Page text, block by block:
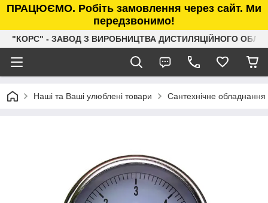
ПРАЦЮЄМО. Робіть замовлення через сайт. Ми
передзвонимо!
"КОРС" - ЗАВОД З ВИРОБНИЦТВА ДИСТИЛЯЦІЙНОГО
Наші та Ваші улюблені товари Сантехнічне обладнання